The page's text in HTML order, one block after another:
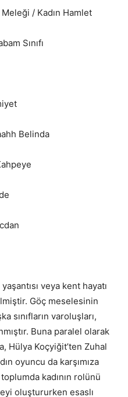
/ Kadın Hamlet
Sınıfı
Belinda
veya kent hayatı
Göç meselesinin
sınıfların varoluşları,
Buna paralel olarak
Hülya Koçyiğit’ten Zuhal
oyuncu da karşımıza
kadının rolünü
oluştururken esaslı